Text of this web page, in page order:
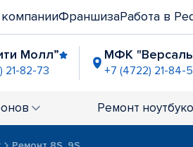
ФраншизаРабота в
Молл”
21-82-73
МФК
+7 (4722) 21-84-
Ремонт